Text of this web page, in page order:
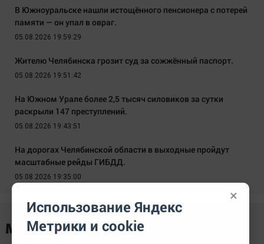
В Южноуральске нашли истощённого пенсионера с потерей
памяти — он упал в овраг.
05.08.2026 19:59:29
Жителю Челябинска грозит суд за сожжённый паспорт.
05.08.2026 19:51:42
На Южном Урале более 2,5 тысяч силовиков за сутки
раскрыли 147 преступлений.
05.08.2026 19:43:51
На дорогах Челябинской области в выходные пройдут
масштабные рейды ГИБДД.
05.08.2026 19:35:00
×
Использование Яндекс
Метрики и cookie